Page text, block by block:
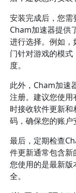
安装完成后，您需
Cham加速器提供
进行选择。例如
门针对游戏的模
度。
此外，Cham加速
注册。建议您使用
时接收软件更新
码，确保您的账户
最后，定期检查
件更新通常包含
您使用的是最新
全。